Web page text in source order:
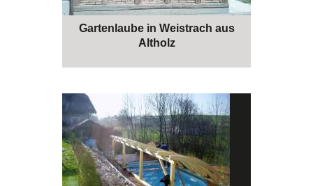
Gartenlaube in Weistrach aus
Altholz